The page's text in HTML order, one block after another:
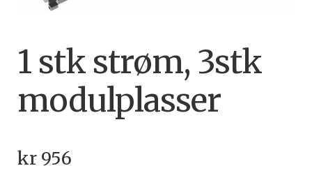
1 stk strøm, 3stk
modulplasser
kr956